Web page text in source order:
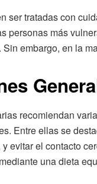
ser tratadas con
personas más
embargo, en la
recomiendan
Entre ellas se
evitar el contacto
una dieta